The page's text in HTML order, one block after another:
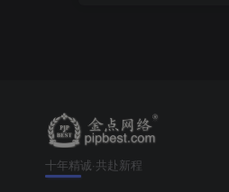
十年精诚·共赴新程